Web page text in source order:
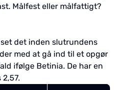
Målfest eller målfattigt?
det inden slutrundens
med at gå ind til et opgør
ifølge Betinia. De har en